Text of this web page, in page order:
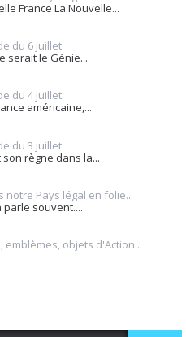
France La Nouvelle...
du 6 juillet
serait le Génie...
du 4 juillet
américaine,...
du 3 juillet
règne dans la...
notre Pays légal en folie...
parle souvent....
emblèmes, objets d'Action...